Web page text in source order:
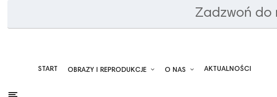
Zadzwoń do
START OBRAZY I REPRODUKCJE O NAS AKTUALNOŚCI